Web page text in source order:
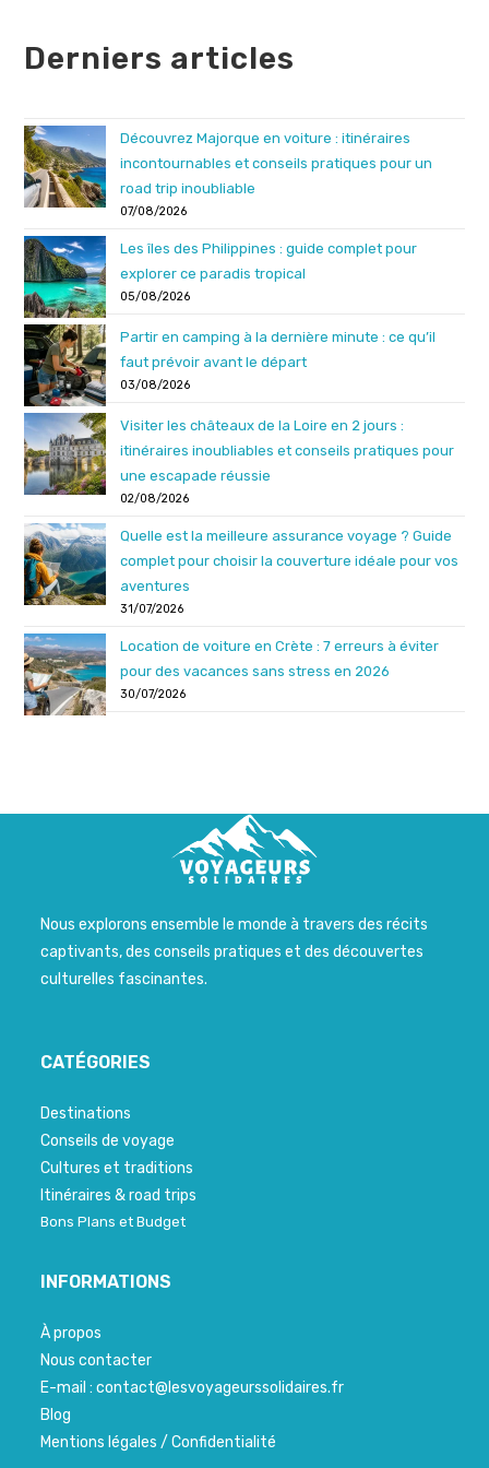
Derniers articles
Découvrez Majorque en voiture : itinéraires
incontournables et conseils pratiques pour un
road trip inoubliable
07/08/2026
Les îles des Philippines : guide complet pour
explorer ce paradis tropical
05/08/2026
Partir en camping à la dernière minute : ce qu’il
faut prévoir avant le départ
03/08/2026
Visiter les châteaux de la Loire en 2 jours :
itinéraires inoubliables et conseils pratiques pour
une escapade réussie
02/08/2026
Quelle est la meilleure assurance voyage ? Guide
complet pour choisir la couverture idéale pour vos
aventures
31/07/2026
Location de voiture en Crète : 7 erreurs à éviter
pour des vacances sans stress en 2026
30/07/2026
Nous explorons ensemble le monde à travers des récits
captivants, des conseils pratiques et des découvertes
culturelles fascinantes.
CATÉGORIES
Destinations
Conseils de voyage
Cultures et traditions
Itinéraires & road trips
Bons Plans et Budget
INFORMATIONS
À propos
Nous contacter
E-mail : contact@lesvoyageurssolidaires.fr
Blog
Mentions légales / Confidentialité